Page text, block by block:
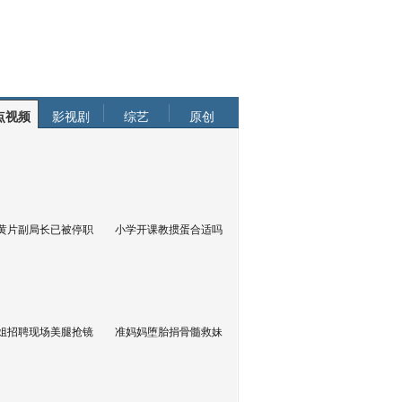
视频 影视剧 综艺 原创
片副局长已被停职 小学开课教掼蛋合适吗
招聘现场美腿抢镜 准妈妈堕胎捐骨髓救妹